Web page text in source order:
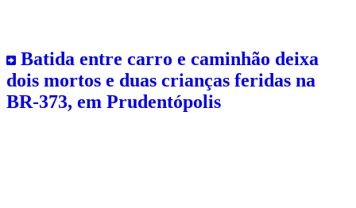
Batida entre carro e caminhão deixa
dois mortos e duas crianças feridas na
BR-373, em Prudentópolis